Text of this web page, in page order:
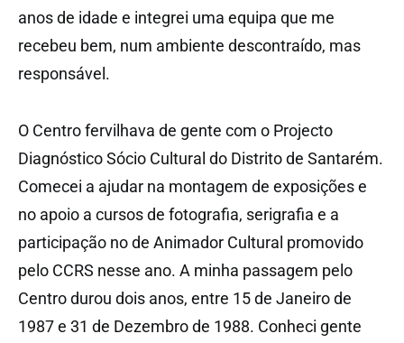
anos de idade e integrei uma equipa que me
recebeu bem, num ambiente descontraído, mas
responsável.
O Centro fervilhava de gente com o Projecto
Diagnóstico Sócio Cultural do Distrito de Santarém.
Comecei a ajudar na montagem de exposições e
no apoio a cursos de fotografia, serigrafia e a
participação no de Animador Cultural promovido
pelo CCRS nesse ano. A minha passagem pelo
Centro durou dois anos, entre 15 de Janeiro de
1987 e 31 de Dezembro de 1988. Conheci gente